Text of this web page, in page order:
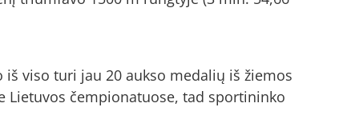
viso turi jau 20 aukso medalių iš žiemos
Lietuvos čempionatuose, tad sportininko